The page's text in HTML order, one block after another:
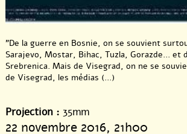
"De la guerre en Bosnie, on se souvient
Sarajevo, Mostar, Bihac, Tuzla, Gorazde... et
Srebrenica. Mais de Visegrad, on ne se
de Visegrad, les médias (...)
Projection : 35mm
22 novembre 2016, 21h00